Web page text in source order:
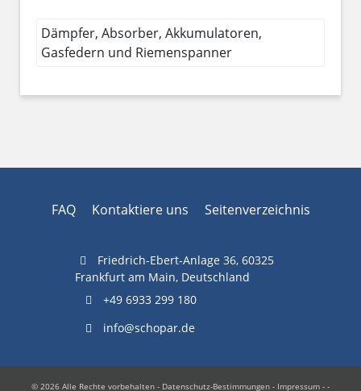
Dämpfer, Absorber, Akkumulatoren,
Gasfedern und Riemenspanner
FAQ Kontaktiere uns Seitenverzeichnis
Friedrich-Ebert-Anlage 36, 60325
Frankfurt am Main, Deutschland
+49 6933 299 180
info@schopar.de
© 2026 Alle Rechte vorbehalten - Datenschutz-Bestimmungen - Impressum - -